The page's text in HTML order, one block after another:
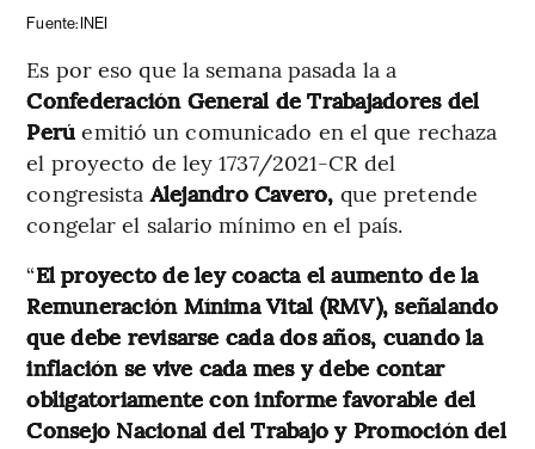
Fuente: INEI
Es por eso que la semana pasada la a
Confederación General de Trabajadores del
Perú emitió un comunicado en el que rechaza
el proyecto de ley 1737/2021-CR del
congresistaAlejandro Cavero, que pretende
congelar el salario mínimo en el país.
“El proyecto de ley coacta el aumento de la
Remuneración Mínima Vital (RMV), señalando
que debe revisarse cada dos años, cuando la
inflación se vive cada mes y debe contar
obligatoriamente con informe favorable del
Consejo Nacional del Trabajo y Promoción del